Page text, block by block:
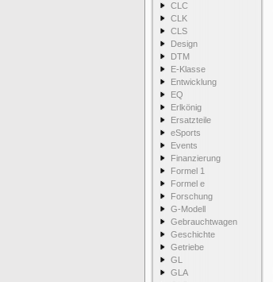
CLC
CLK
CLS
Design
DTM
E-Klasse
Entwicklung
EQ
Erlkönig
Ersatzteile
eSports
Events
Finanzierung
Formel 1
Formel e
Forschung
G-Modell
Gebrauchtwagen
Geschichte
Getriebe
GL
GLA